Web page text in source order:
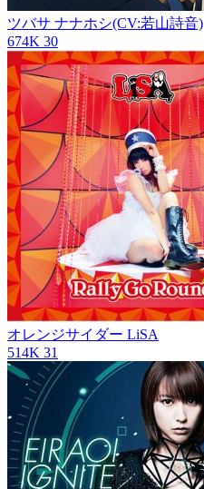
ツバサ ナナホシ(CV:若山詩音)
674K 30
オレンジサイダー LiSA
514K 31